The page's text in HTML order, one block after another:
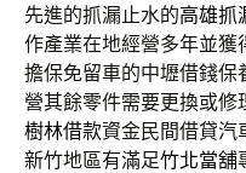
先進的抓漏止水的高雄抓
作產業在地經營多年並獲
擔保免留車的中壢借錢保
營其餘零件需要更換或
樹林借款資金民間借貸汽
新竹地區有滿足竹北當舖